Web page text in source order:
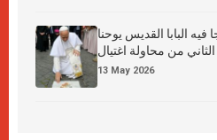
فيه البابا القديس يوحنا
من محاولة اغتيال
13 May 2026